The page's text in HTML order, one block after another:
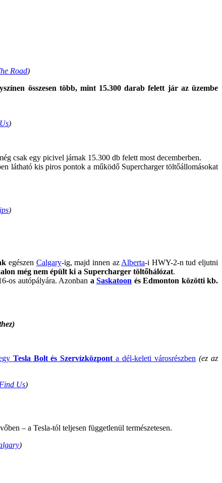
Road)
összesen több, mint 15.300 darab felett jár az üzembe
)
csak egy picivel járnak 15.300 db felett most decemberben.
látható kis piros pontok a működő Supercharger töltőállomásokat
)
egészen Calgary-ig, majd innen az Alberta-i HWY-2-n tud eljutni
még nem épült ki a Supercharger töltőhálózat.
os autópályára. Azonban a Saskatoon és Edmonton közötti kb.
Tesla Bolt és Szervízközpont a dél-keleti városrészben (ez az
Us)
– a Tesla-tól teljesen függetlenül természetesen.
)